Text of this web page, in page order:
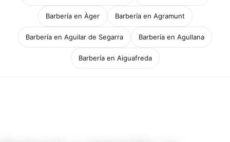
Barbería en Àger Barbería en Agramunt
Barbería en Aguilar de Segarra Barbería en Agullana
Barbería en Aiguafreda